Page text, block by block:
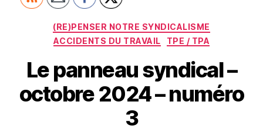
Catégories
(RE)PENSER NOTRE SYNDICALISME
ACCIDENTS DU TRAVAIL
TPE / TPA
Le panneau syndical –
octobre 2024 – numéro
3